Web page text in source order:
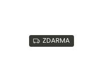
ZDARMA